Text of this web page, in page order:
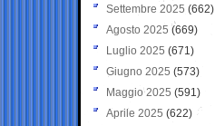
Settembre 2025 (662)
Agosto 2025 (669)
Luglio 2025 (671)
Giugno 2025 (573)
Maggio 2025 (591)
Aprile 2025 (622)